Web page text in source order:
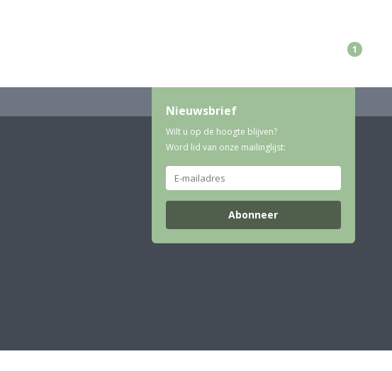
1
Nieuwsbrief
Wilt u op de hoogte blijven?
Word lid van onze mailinglijst:
Abonneer